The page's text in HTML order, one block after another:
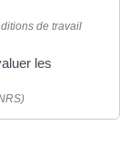
de travail
les